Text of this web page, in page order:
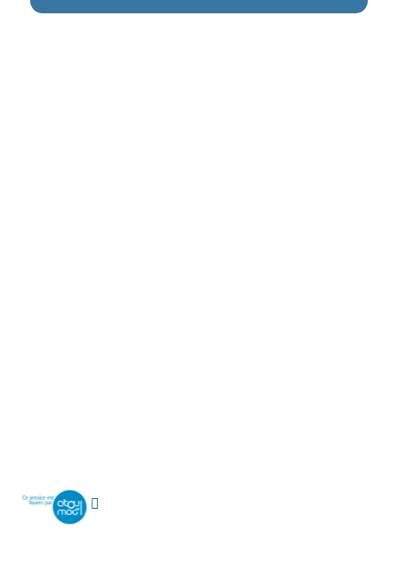
La carte affiche actuellement 0 points, vous pouvez les
Service de widget fourni par la Région